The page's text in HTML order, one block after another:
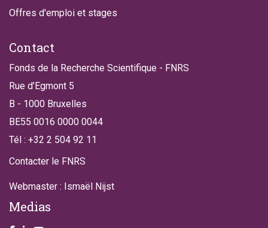
Offres d'emploi et stages
Contact
Fonds de la Recherche Scientifique - FNRS
Rue d’Egmont 5
B - 1000 Bruxelles
BE55 0016 0000 0044
Tél : +32 2 504 92 11
Contacter le FNRS
Webmaster : Ismaël Nijst
Medias